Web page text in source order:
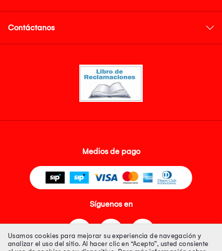
Contáctanos
Medios de pago
Síguenos en
Usamos cookies para mejorar su experiencia de navegación y
analizar el uso del sitio. Al hacer clic en “Acepto”, usted consiente